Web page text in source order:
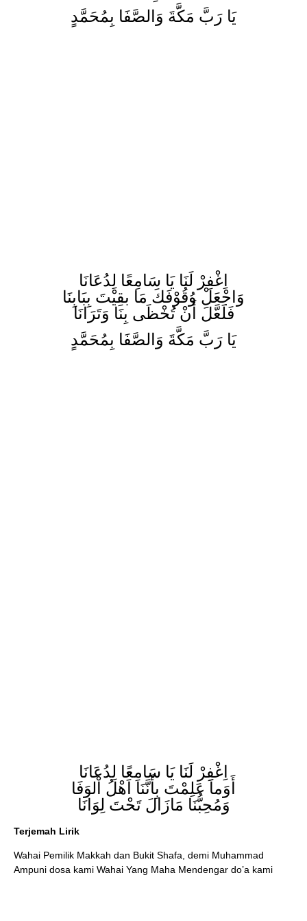
يَا رَبَّ مَكَّةَ وَالصَّفَا بِمُحَمَّدٍ
اِغْفِرْ لَنَا يَا سَامِعًا لِدُعَانَا
وَاجْعَلْ وُقُوْفَكَ مَا بقِيْتَ بِبَابِنَا
فَلَعَّلَ أَنْ تُخْظَى بِنَا وَتَرَانَا
يَا رَبَّ مَكَّةَ وَالصَّفَا بِمُحَمَّدٍ
اِغْفِرْ لَنَا يَا سَامِعًا لِدُعَانَا
أَوَماَ عَلِمْتَ بِأَنَّنَا اَهْلُ اْلوَفَا
وَمُحِبُّنَا مَازَالَ تَحْتَ لِوَانَا
Terjemah Lirik
Wahai Pemilik Makkah dan Bukit Shafa, demi Muhammad
Ampuni dosa kami Wahai Yang Maha Mendengar do’a kami